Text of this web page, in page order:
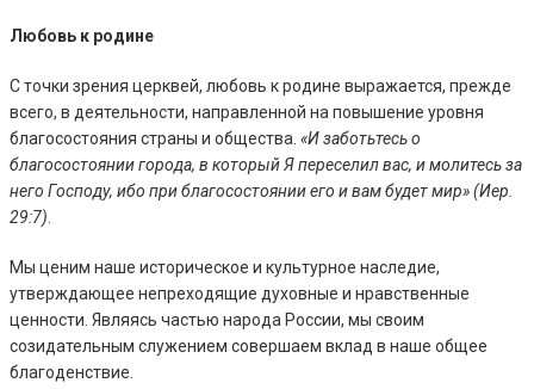
Любовь к родине
С точки зрения церквей, любовь к родине выражается, прежде
всего, в деятельности, направленной на повышение уровня
благосостояния страны и общества. «И заботьтесь о
благосостоянии города, в который Я переселил вас, и молитесь за
него Господу, ибо при благосостоянии его и вам будет мир» (Иер.
29:7)
Мы ценим наше историческое и культурное наследие,
утверждающее непреходящие духовные и нравственные
ценности. Являясь частью народа России, мы своим
созидательным служением совершаем вклад в наше общее
благоденствие.